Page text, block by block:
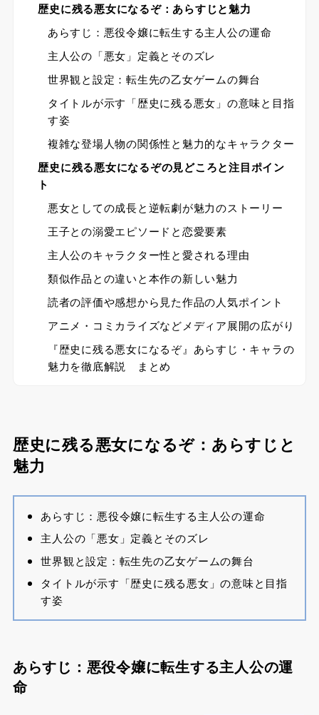
歴史に残る悪女になるぞ：あらすじと魅力
あらすじ：悪役令嬢に転生する主人公の運命
主人公の「悪女」定義とそのズレ
世界観と設定：転生先の乙女ゲームの舞台
タイトルが示す「歴史に残る悪女」の意味と目指
す姿
複雑な登場人物の関係性と魅力的なキャラクター
歴史に残る悪女になるぞの見どころと注目ポイン
ト
悪女としての成長と逆転劇が魅力のストーリー
王子との溺愛エピソードと恋愛要素
主人公のキャラクター性と愛される理由
類似作品との違いと本作の新しい魅力
読者の評価や感想から見た作品の人気ポイント
アニメ・コミカライズなどメディア展開の広がり
『歴史に残る悪女になるぞ』あらすじ・キャラの
魅力を徹底解説 まとめ
歴史に残る悪女になるぞ：あらすじと
魅力
あらすじ：悪役令嬢に転生する主人公の運命
主人公の「悪女」定義とそのズレ
世界観と設定：転生先の乙女ゲームの舞台
タイトルが示す「歴史に残る悪女」の意味と目指
す姿
あらすじ：悪役令嬢に転生する主人公の運
命